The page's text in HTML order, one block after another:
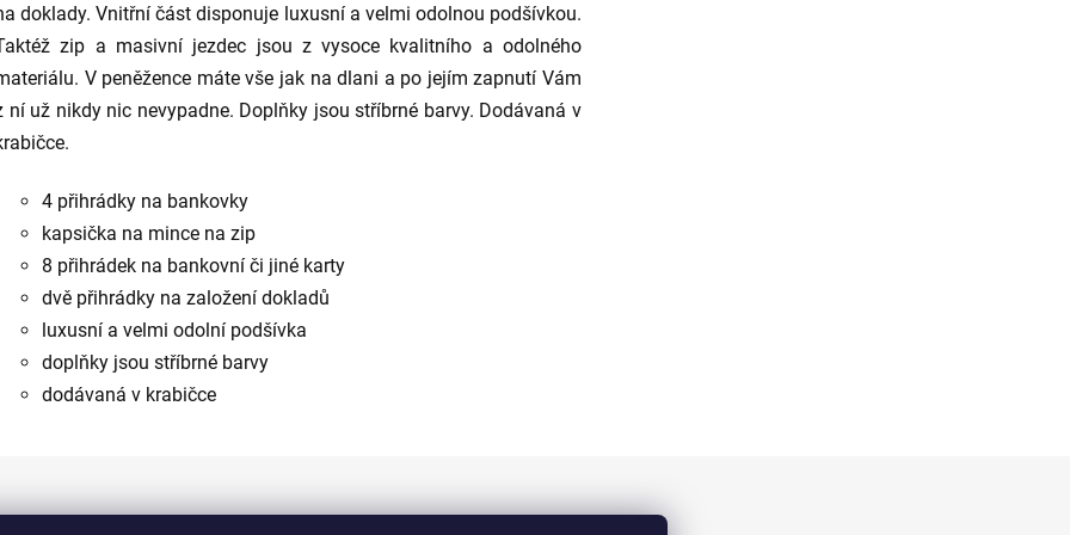
doklady. Vnitřní část disponuje luxusní a velmi odolnou podšívkou.
zip a masivní jezdec jsou z vysoce kvalitního a odolného
V peněžence máte vše jak na dlani a po jejím zapnutí Vám
ní už nikdy nic nevypadne. Doplňky jsou stříbrné barvy. Dodávaná v
4 přihrádky na bankovky
kapsička na mince na zip
8 přihrádek na bankovní či jiné karty
dvě přihrádky na založení dokladů
luxusní a velmi odolní podšívka
doplňky jsou stříbrné barvy
dodávaná v krabičce